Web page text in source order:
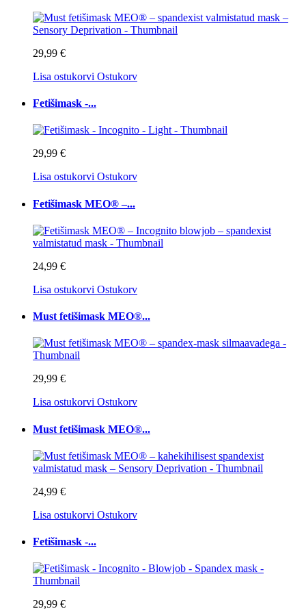
29,99 €
Lisa ostukorvi Ostukorv
Fetišimask -...
29,99 €
Lisa ostukorvi Ostukorv
Fetišimask MEO® –...
24,99 €
Lisa ostukorvi Ostukorv
Must fetišimask MEO®...
29,99 €
Lisa ostukorvi Ostukorv
Must fetišimask MEO®...
24,99 €
Lisa ostukorvi Ostukorv
Fetišimask -...
29,99 €